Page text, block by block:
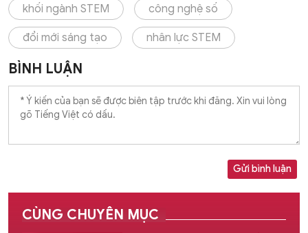
khối ngành STEM công nghệ số
đổi mới sáng tạo nhân lực STEM
BÌNH LUẬN
Gửi bình luận
CÙNG CHUYÊN MỤC